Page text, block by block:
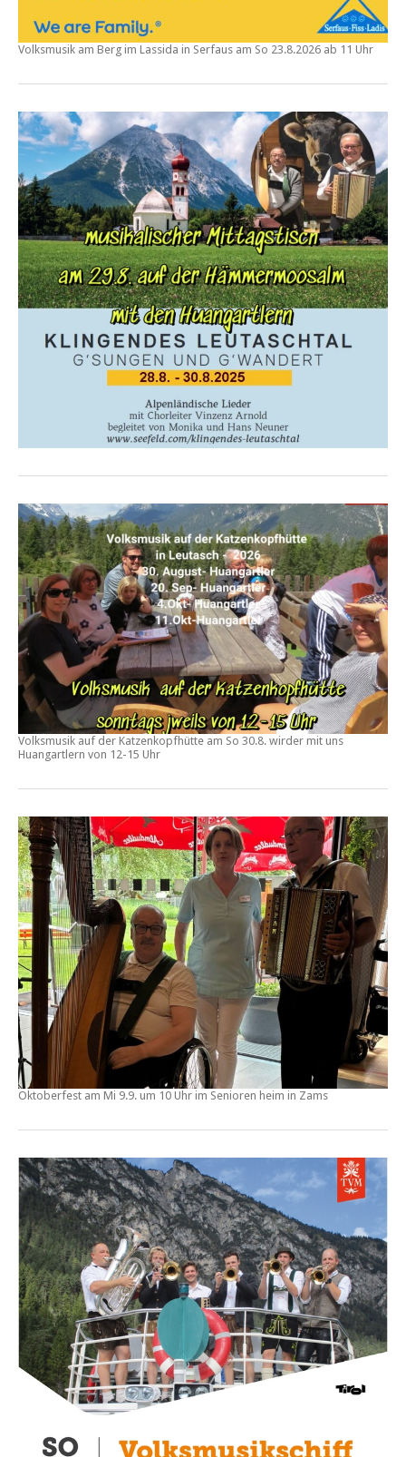
Volksmusik am Berg im Lassida in Serfaus am So 23.8.2026 ab 11 Uhr
Volksmusik auf der Katzenkopfhütte am So 30.8. wirder mit uns
Huangartlern von 12-15 Uhr
Oktoberfest am Mi 9.9. um 10 Uhr im Senioren heim in Zams